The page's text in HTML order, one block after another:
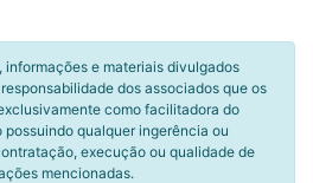
informações e materiais divulgados
dos associados que os
como facilitadora do
qualquer ingerência ou
execução ou qualidade de
mencionadas.